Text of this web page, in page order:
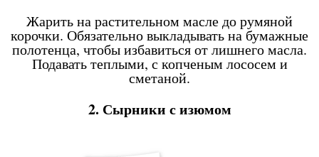
Жарить на растительном масле до румяной
корочки. Обязательно выкладывать на бумажные
полотенца, чтобы избавиться от лишнего масла.
Подавать теплыми, с копченым лососем и
сметаной.
2. Сырники с изюмом